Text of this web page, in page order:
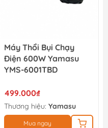
Máy Thổi Bụi Chạy
Điện 600W Yamasu
YMS-6001TBD
499.000₫
Thương hiệu: Yamasu
Mua ngay